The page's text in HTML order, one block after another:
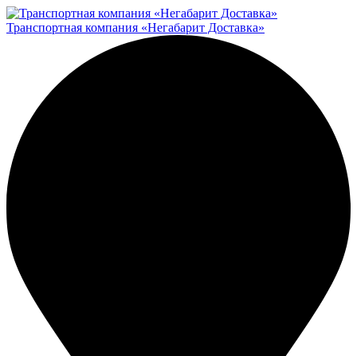
Транспортная компания «Негабарит Доставка»